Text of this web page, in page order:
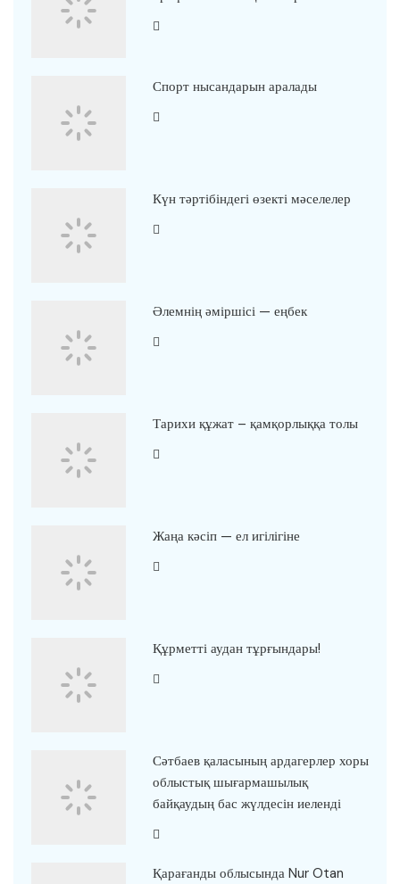
Спорт нысандарын аралады
Күн тәртібіндегі өзекті мәселелер
Әлемнің әміршісі — еңбек
Тарихи құжат – қамқорлыққа толы
Жаңа кәсіп — ел игілігіне
Құрметті аудан тұрғындары!
Сәтбаев қаласының ардагерлер хоры
облыстық шығармашылық
байқаудың бас жүлдесін иеленді
Қарағанды облысында Nur Otan